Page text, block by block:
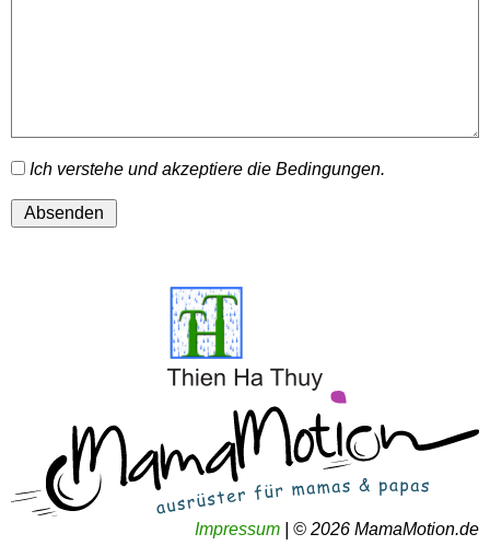
Ich verstehe und akzeptiere die Bedingungen.
Impressum © 2026 MamaMotion.de